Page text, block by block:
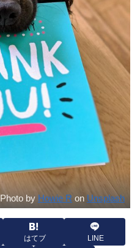
Photo by Howie R on Unsplash
はてブ LINE